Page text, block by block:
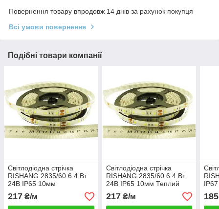
Повернення товару впродовж 14 днів за рахунок покупця
Всі умови повернення
Подібні товари компанії
Світлодіодна стрічка
RISHANG 2835/60 6.4 Вт
24В IP65 10мм
Нейтральний білий 4000К
217 ₴/м
Світлодіодна стрічка
RISHANG 2835/60 6.4 Вт
24В IP65 10мм Теплий
білий 3000К
217₴/м 185